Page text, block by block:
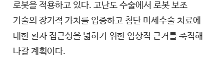
로봇을 적용하고 있다. 고난도 수술에서 로봇 보조
기술의 장기적 가치를 입증하고 첨단 미세수술 치료에
대한 환자 접근성을 넓히기 위한 임상적 근거를 축적해
나갈 계획이다.